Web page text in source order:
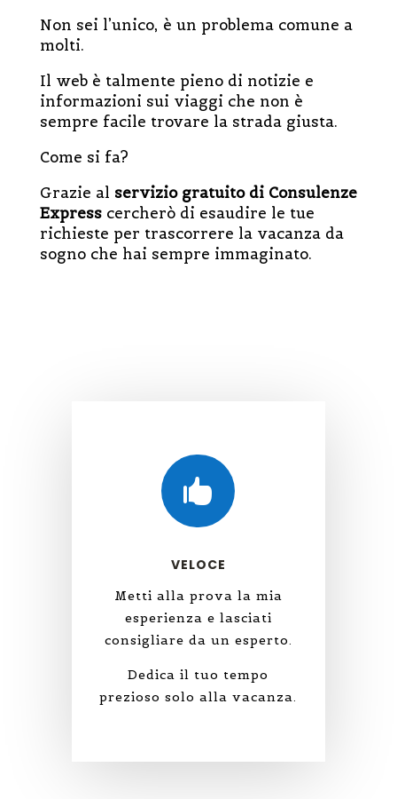
Non sei l’unico, è un problema comune a
molti.
Il web è talmente pieno di notizie e
informazioni sui viaggi che non è
sempre facile trovare la strada giusta.
Come si fa?
Grazie al servizio gratuito di Consulenze
Expresscercherò di esaudire le tue
richieste per trascorrere la vacanza da
sogno che hai sempre immaginato.

VELOCE
Metti alla prova la mia
esperienza e lasciati
consigliare da un esperto.
Dedica il tuo tempo
prezioso solo alla vacanza.